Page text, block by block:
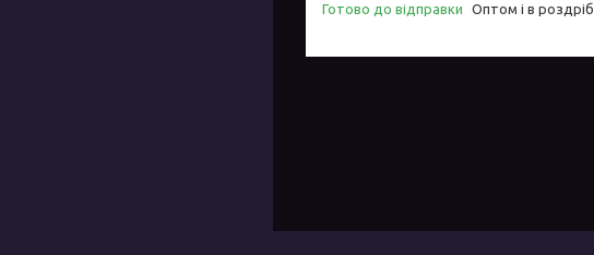
Готово до відправки Оптом і в роздріб